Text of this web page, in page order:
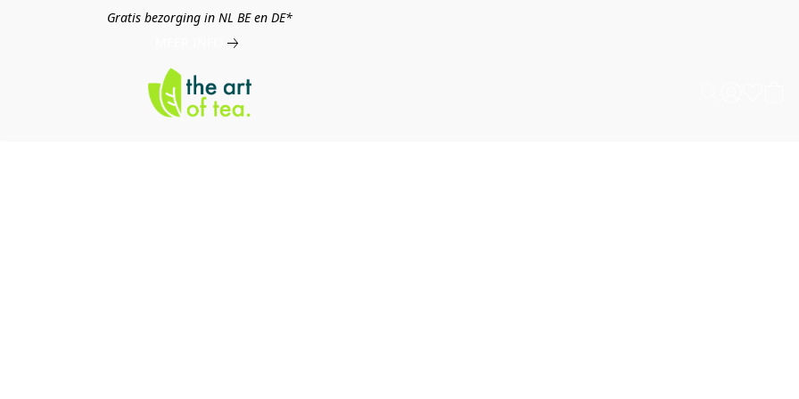
Gratis bezorging in NL BE en DE*